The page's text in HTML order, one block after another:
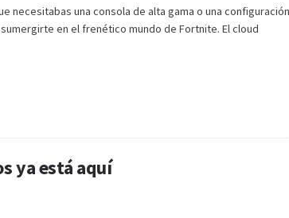
necesitabas una consola de alta gama o una configuración
en el frenético mundo de Fortnite. El cloud
ya está aquí